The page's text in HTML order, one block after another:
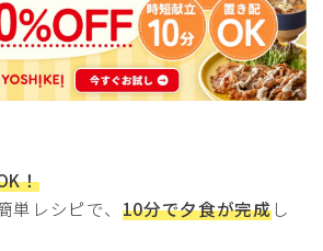
！
単レシピで、 10分で夕食が完成し